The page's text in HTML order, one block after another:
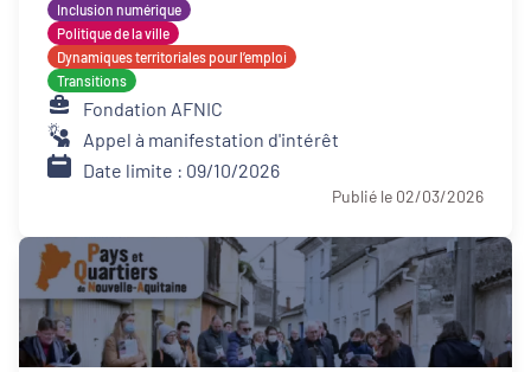
Inclusion numérique
Politique de la ville
Dynamiques territoriales pour l’emploi
Transitions
Fondation AFNIC
Appel à manifestation d'intérêt
Date limite : 09/10/2026
Publié le 02/03/2026